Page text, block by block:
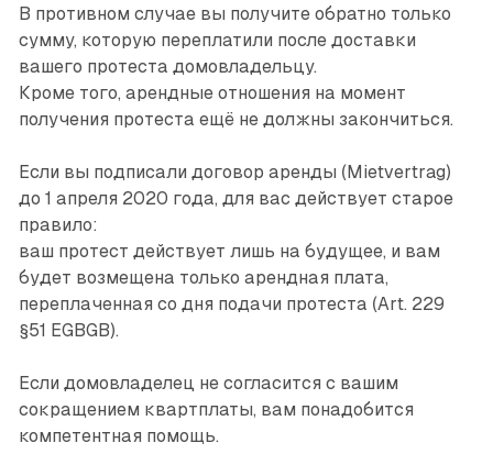
В противном случае вы получите обратно только
сумму, которую переплатили после доставки
вашего протеста домовладельцу.
Кроме того, арендные отношения на момент
получения протеста ещё не должны закончиться.
Если вы подписали договор аренды (Mietvertrag)
до 1 апреля 2020 года, для вас действует старое
правило:
ваш протест действует лишь на будущее, и вам
будет возмещена только арендная плата,
переплаченная со дня подачи протеста (Art. 229
§51 EGBGB).
Если домовладелец не согласится с вашим
сокращением квартплаты, вам понадобится
компетентная помощь.